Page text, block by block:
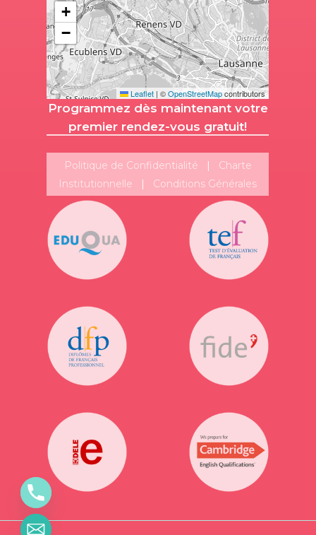
Plus de publications Suivez-nous!
+
−
Leaflet | ©OpenStreetMapcontributors
Programmez dès maintenant votre
premier rendez-vous gratuit!
Politique de Confidentialité | Charte
Institutionnelle | Conditions Générales